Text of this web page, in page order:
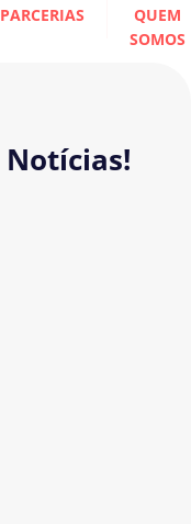
PARCERIAS
QUEM
SOMOS
Notícias!